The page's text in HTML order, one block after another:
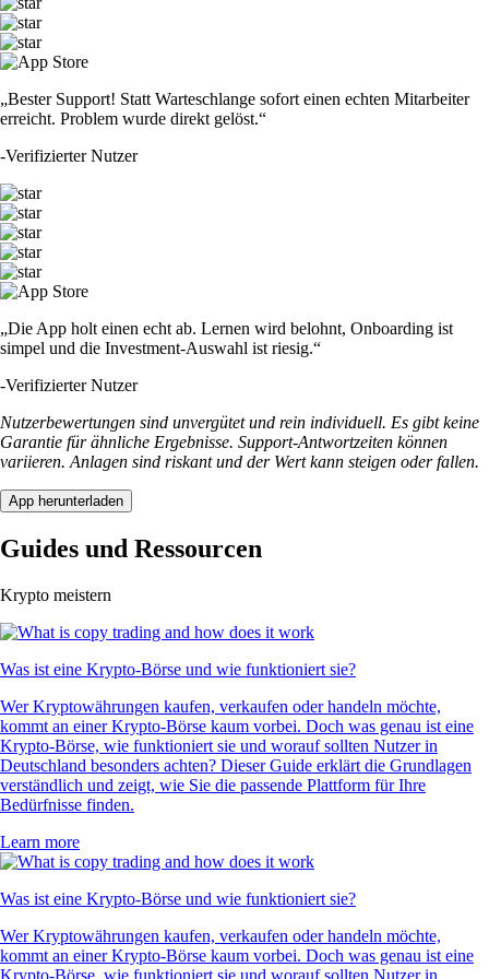
„Bester Support! Statt Warteschlange sofort einen echten Mitarbeiter
erreicht. Problem wurde direkt gelöst.“
-Verifizierter Nutzer
„Die App holt einen echt ab. Lernen wird belohnt, Onboarding ist
simpel und die Investment-Auswahl ist riesig.“
-Verifizierter Nutzer
Nutzerbewertungen sind unvergütet und rein individuell. Es gibt keine
Garantie für ähnliche Ergebnisse. Support-Antwortzeiten können
variieren. Anlagen sind riskant und der Wert kann steigen oder fallen.
App herunterladen
Guides und Ressourcen
Krypto meistern
Was ist eine Krypto-Börse und wie funktioniert sie?
Wer Kryptowährungen kaufen, verkaufen oder handeln möchte,
kommt an einer Krypto-Börse kaum vorbei. Doch was genau ist eine
Krypto-Börse, wie funktioniert sie und worauf sollten Nutzer in
Deutschland besonders achten? Dieser Guide erklärt die Grundlagen
verständlich und zeigt, wie Sie die passende Plattform für Ihre
Bedürfnisse finden.
Learn more
Was ist eine Krypto-Börse und wie funktioniert sie?
Wer Kryptowährungen kaufen, verkaufen oder handeln möchte,
kommt an einer Krypto-Börse kaum vorbei. Doch was genau ist eine
Krypto-Börse, wie funktioniert sie und worauf sollten Nutzer in